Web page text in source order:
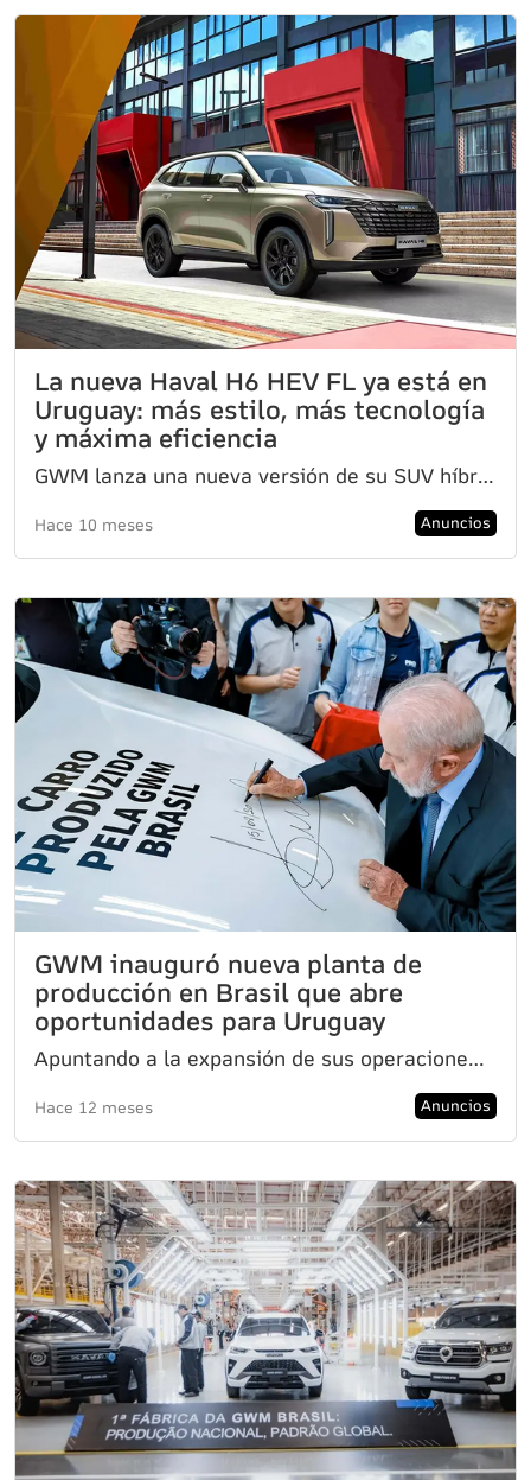
La nueva Haval H6 HEV FL ya está en
Uruguay: más estilo, más tecnología
y máxima eficiencia
GWM lanza una nueva versión de su SUV híbrida, consolidando su propuesta en el segmento con un enfoq
Hace 10 meses Anuncios
GWM inauguró nueva planta de
producción en Brasil que abre
oportunidades para Uruguay
Apuntando a la expansión de sus operaciones, GWM (Great Wall Motors) celebró la inauguración de su p
Hace 12 meses Anuncios